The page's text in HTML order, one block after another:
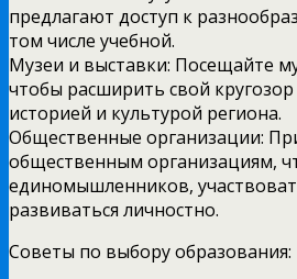
предлагают доступ к
том числе учебной.
Музеи и выставки: Посещайте
чтобы расширить свой
историей и культурой региона.
Общественные организации:
общественным организациям,
единомышленников,
развиваться личностно.
Советы по выбору образования: